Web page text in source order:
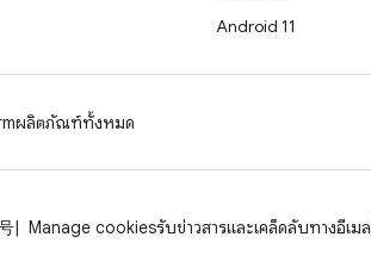
Android 11
ผลิตภัณฑ์ทั้งหมด
Manage cookiesรับข่าวสารและเคล็ดลับทางอีเมล